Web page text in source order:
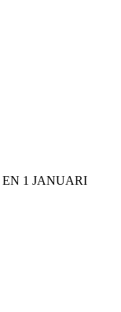
EN 1 JANUARI